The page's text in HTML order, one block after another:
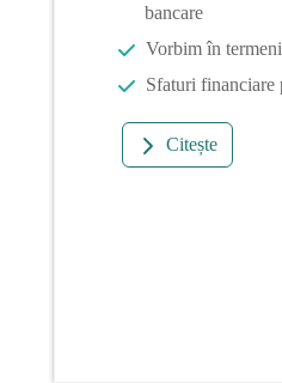
bancare
Vorbim în
Sfaturi financiare
Citește